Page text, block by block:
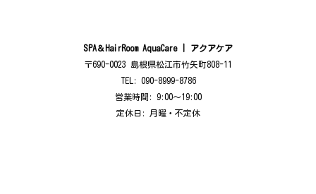
SPA＆HairRoom AquaCare | アクアケア
〒690-0023 島根県松江市竹矢町808-11
TEL: 090-8999-8786
営業時間: 9:00〜19:00
定休日: 月曜・不定休